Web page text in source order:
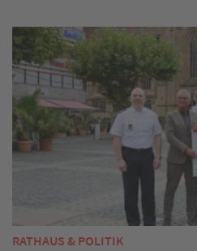
RATHAUS & POLITIK